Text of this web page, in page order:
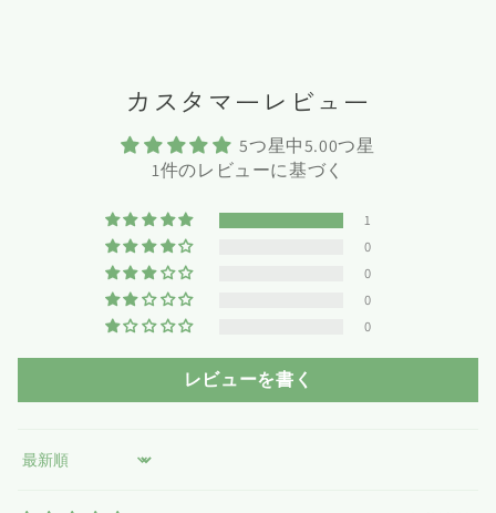
カスタマーレビュー
5つ星中5.00つ星
1件のレビューに基づく
1
0
0
0
0
レビューを書く
Sort by